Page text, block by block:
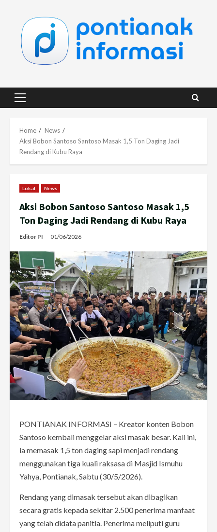
content
Primary
Home
News
Aksi Bobon Santoso Santoso Masak 1,5 Ton Daging Jadi
Rendang di Kubu Raya
Lokal News
Aksi Bobon Santoso Santoso Masak 1,5
Ton Daging Jadi Rendang di Kubu Raya
Editor PI 01/06/2026
PONTIANAK INFORMASI – Kreator konten Bobon
Santoso kembali menggelar aksi masak besar. Kali ini,
ia memasak 1,5 ton daging sapi menjadi rendang
menggunakan tiga kuali raksasa di Masjid Ismuhu
Yahya, Pontianak, Sabtu (30/5/2026).
Rendang yang dimasak tersebut akan dibagikan
secara gratis kepada sekitar 2.500 penerima manfaat
yang telah didata panitia. Penerima meliputi guru